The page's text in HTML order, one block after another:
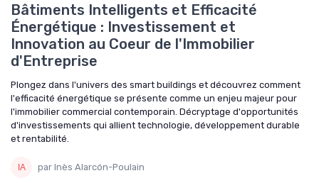
Bâtiments Intelligents et Efficacité
Énergétique : Investissement et
Innovation au Coeur de l'Immobilier
d'Entreprise
Plongez dans l'univers des smart buildings et découvrez comment
l'efficacité énergétique se présente comme un enjeu majeur pour
l'immobilier commercial contemporain. Décryptage d'opportunités
d'investissements qui allient technologie, développement durable
et rentabilité.
par Inès Alarcón-Poulain